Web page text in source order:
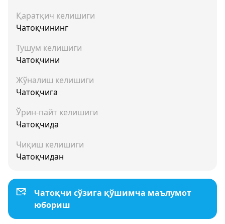
Қаратқич келишиги
Чатоқчининг
Тушум келишиги
Чатоқчини
Жўналиш келишиги
Чатоқчига
Ўрин-пайт келишиги
Чатоқчида
Чиқиш келишиги
Чатоқчидан
Чатоқчи сўзига қўшимча маълумот
юбориш